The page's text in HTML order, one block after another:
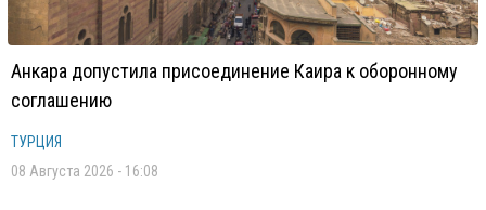
Анкара допустила присоединение Каира к оборонному
соглашению
ТУРЦИЯ
08 Августа 2026 - 16:08